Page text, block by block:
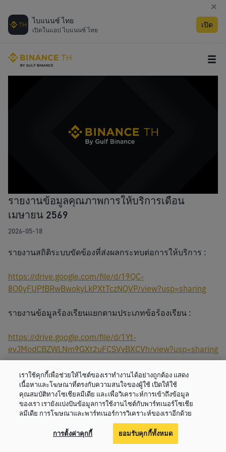
ไบแนนซ์ ไทย
เปิดในแอป ไบแนนซ์ ไทย
เปิด
รายงานข้อมูลคุณภาพการให้บริการเดือน
เมษายน 2569
2026-05-18
รายงานสถิติระบบขัดข้องที่ส่งผลกระทบต่อการให้บริการ :
https://drive.google.com/file/d/19QC-
8O0yFUPfBRwBwokyLkPXtTczNQVP/view?usp=sharing
รายงานข้อมูลร้องเรียนแยกตามประเภทข้อร้องเรียน :
https://drive.google.com/file/d/1Yt-
evJModCBZWLNm9GXt2uFCSVvBXCVh/view?usp=sharing
Related Post
เราใช้คุกกี้เพื่อช่วยให้ไซต์ของเราทำงานได้อย่างถูกต้อง แสดง
เนื้อหาและโฆษณาที่ตรงกับความสนใจของผู้ใช้ เปิดให้ใช้
คุณสมบัติทางโซเชียลมีเดีย และเพื่อวิเคราะห์การเข้าถึงข้อมูล
ของเรา เรายังแบ่งปันข้อมูลการใช้งานไซต์กับพาร์ทเนอร์โซเชีย
ลมีเดีย การโฆษณาและพาร์ทเนอร์การวิเคราะห์ของเราอีกด้วย
การตั้งค่าคุกกี้ ยอมรับคุกกี้ทั้งหมด